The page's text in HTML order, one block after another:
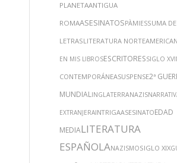
PLANETAANTIGUA
ROMAASESINATOSPÀMIESSUMA DE
LETRASLITERATURA
EN MIS LIBROSESCRITORESSIGLO XVI
CONTEMPORÁNEASUSPENSE2ª
MUNDIALINGLATERRANAZIS
EXTRANJERAINTRIGAASESINATOEDAD
MEDIALITERATURA
ESPAÑOLANAZISMOSIGLO XIX